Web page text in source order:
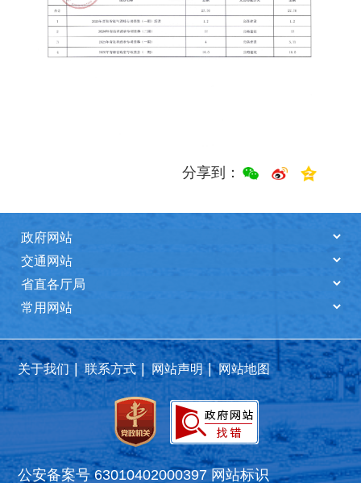
分享到：
关于我们 | 联系方式 | 网站声明 | 网站地图
公安备案号 63010402000397 网站标识